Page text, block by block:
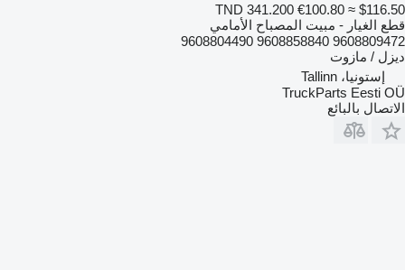
TND 341.200 €100.80 ≈ $116.50
قطع الغيار - مبيت المصباح الأمامي
9608809472 9608858840 9608804490
ديزل / مازوت
إستونيا، Tallinn
TruckParts Eesti OÜ
الاتصال بالبائع